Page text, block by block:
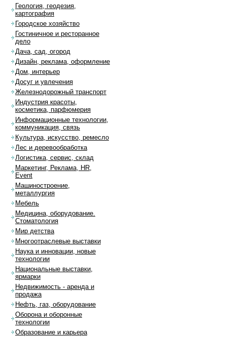
Геология, геодезия,
картография
Городское хозяйство
Гостиничное и ресторанное
дело
Дача, сад, огород
Дизайн, реклама, оформление
Дом, интерьер
Досуг и увлечения
Железнодорожный транспорт
Индустрия красоты,
косметика, парфюмерия
Информационные технологии,
коммуникация, связь
Культура, искусство, ремесло
Лес и деревообработка
Логистика, сервис, склад
Маркетинг, Реклама, HR,
Event
Машиностроение,
металлургия
Мебель
Медицина, оборудование.
Стоматология
Мир детства
Многоотраслевые выставки
Наука и инновации, новые
технологии
Национальные выставки,
ярмарки
Недвижимость - аренда и
продажа
Нефть, газ, оборудование
Оборона и оборонные
технологии
Образование и карьера